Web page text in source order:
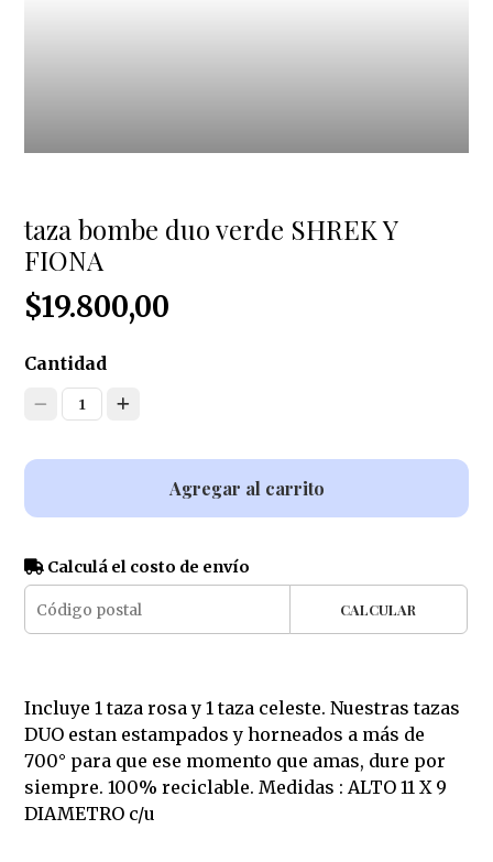
taza bombe duo verde SHREK Y
FIONA
$19.800,00
Cantidad
1
Agregar al carrito
Calculá el costo de envío
CALCULAR
Incluye 1 taza rosa y 1 taza celeste. Nuestras tazas
DUO estan estampados y horneados a más de
700° para que ese momento que amas, dure por
siempre. 100% reciclable. Medidas : ALTO 11 X 9
DIAMETRO c/u